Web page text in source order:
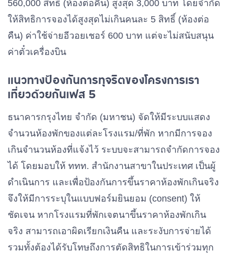
560,000 สิทธิ์ (ห้องต่อคืน) สูงสุด 3,000 บาท โดยจำกัด
ให้สิทธิการจองได้สูงสุดไม่เกินคนละ 5 สิทธิ์ (ห้องต่อ
คืน) ค่าใช้จ่ายอีวอยเชอร์ 600 บาท แต่จะไม่สนับสนุน
ค่าตั๋วเครื่องบิน
แนวทางป้องกันการทุจริตของโครงการเรา
เที่ยวด้วยกันเฟส 5
ธนาคารกรุงไทย จำกัด (มหาชน) จัดให้มีระบบแสดง
จำนวนห้องพักของแต่ละโรงแรม/ที่พัก หากมีการจอง
เกินจำนวนห้องที่แจ้งไว้ ระบบจะสามารถจำกัดการจอง
ได้ โดยมอบให้ ททท. สำนักงานสาขาในประเทศ เป็นผู้
ดำเนินการ และเพื่อป้องกันการขึ้นราคาห้องพักเกินจริง
จึงให้มีการระบุในแบบฟอร์มยินยอม (consent) ให้
ชัดเจน หากโรงแรมที่พักเจตนาขึ้นราคาห้องพักเกิน
จริง สามารถเอาผิดเรียกเงินคืน และระงับการจ่ายได้
รวมทั้งต้องได้รับโทษถึงการตัดสิทธิในการเข้าร่วมทุก